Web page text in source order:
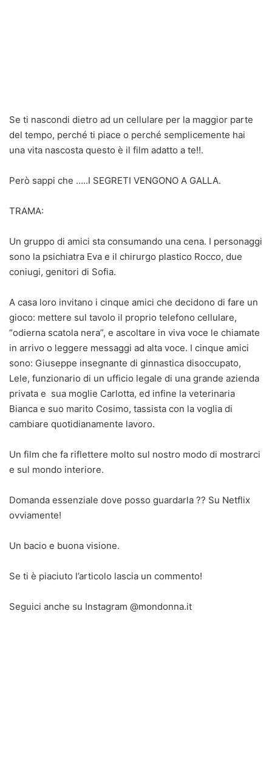
Se ti nascondi dietro ad un cellulare per la maggior parte
del tempo, perché ti piace o perché semplicemente hai
una vita nascosta questo è il film adatto a te!!.
Però sappi che …..I SEGRETI VENGONO A GALLA.
TRAMA:
Un gruppo di amici sta consumando una cena. I personaggi
sono la psichiatra Eva e il chirurgo plastico Rocco, due
coniugi, genitori di Sofia.
A casa loro invitano i cinque amici che decidono di fare un
gioco: mettere sul tavolo il proprio telefono cellulare,
“odierna scatola nera”, e ascoltare in viva voce le chiamate
in arrivo o leggere messaggi ad alta voce. I cinque amici
sono: Giuseppe insegnante di ginnastica disoccupato,
Lele, funzionario di un ufficio legale di una grande azienda
privata e sua moglie Carlotta, ed infine la veterinaria
Bianca e suo marito Cosimo, tassista con la voglia di
cambiare quotidianamente lavoro.
Un film che fa riflettere molto sul nostro modo di mostrarci
e sul mondo interiore.
Domanda essenziale dove posso guardarla ?? Su Netflix
ovviamente!
Un bacio e buona visione.
Se ti è piaciuto l’articolo lascia un commento!
Seguici anche su Instagram @mondonna.it